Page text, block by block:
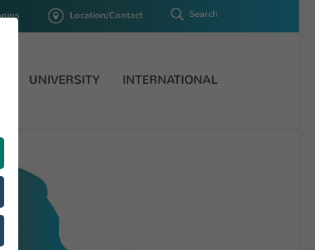
Location/Contact Search
UNIVERSITY INTERNATIONAL